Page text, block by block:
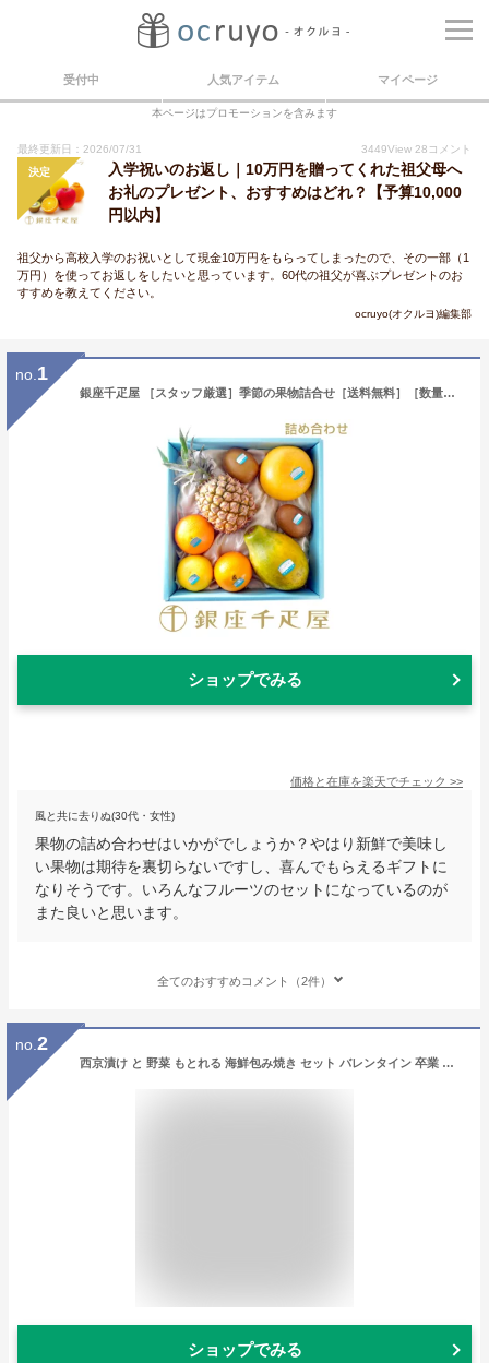
受付中 人気アイテム マイページ
本ページはプロモーションを含みます
最終更新日：2026/07/31 3449View 28 コメント
決定
入学祝いのお返し｜10万円を贈ってくれた祖父母へ
お礼のプレゼント、おすすめはどれ？【予算10,000
円以内】
祖父から高校入学のお祝いとして現金10万円をもらってしまったので、その一部（1
万円）を使ってお返しをしたいと思っています。60代の祖父が喜ぶプレゼントのお
すすめを教えてください。
ocruyo(オクルヨ)編集部
no. 1
銀座千疋屋 ［スタッフ厳選］季節の果物詰合せ［送料無料］［数量限定］［ポイント2倍］～ お中元 御中元 父の日 母の日 フルーツ ギフト 贈り物 スイーツ プレゼント お菓子 内祝い 誕生日 お祝い 御礼 快気内祝 お見舞い 送料無料 千疋屋 ～
ショップでみる
価格と在庫を楽天でチェック >>
風と共に去りぬ(30代・女性)
果物の詰め合わせはいかがでしょうか？やはり新鮮で美味し
い果物は期待を裏切らないですし、喜んでもらえるギフトに
なりそうです。いろんなフルーツのセットになっているのが
また良いと思います。
全てのおすすめコメント（2件）
no. 2
西京漬け と 野菜 もとれる 海鮮包み焼き セット バレンタイン 卒業 入学 お祝い お返し お取り寄せ ギフト 詰め合わせ おかず お弁当 冷凍 お礼 グルメ 西京漬 贈り物 内祝 送料無料
ショップでみる